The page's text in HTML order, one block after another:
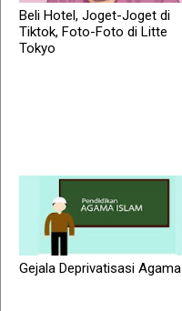
Beli Hotel, Joget-Joget di
Tiktok, Foto-Foto di Litte
Tokyo
Gejala Deprivatisasi Agama